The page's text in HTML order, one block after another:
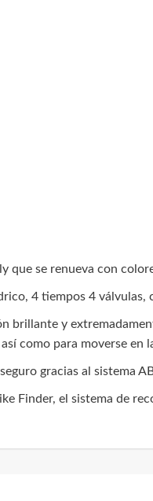
que se renueva con
4 tiempos 4
brillante y
como para moverse
gracias al sistema
Finder, el sistema de